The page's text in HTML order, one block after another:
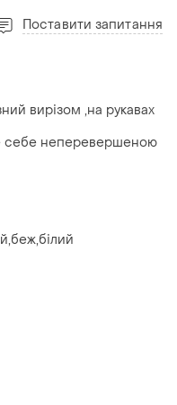
Поставити запитання
вирізом ,на рукавах
себе неперевершеною